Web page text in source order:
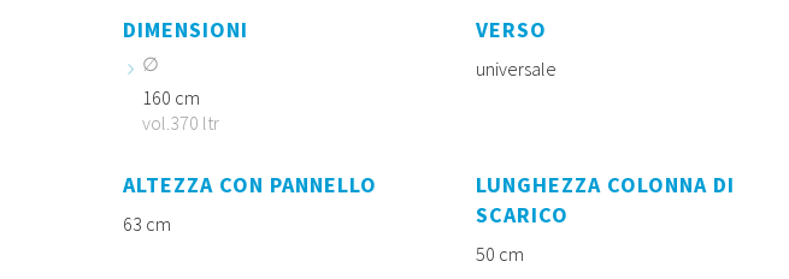
DIMENSIONI
160 cm
vol.370 ltr
VERSO
universale
ALTEZZA CON PANNELLO
63 cm
LUNGHEZZA COLONNA DI
SCARICO
50 cm